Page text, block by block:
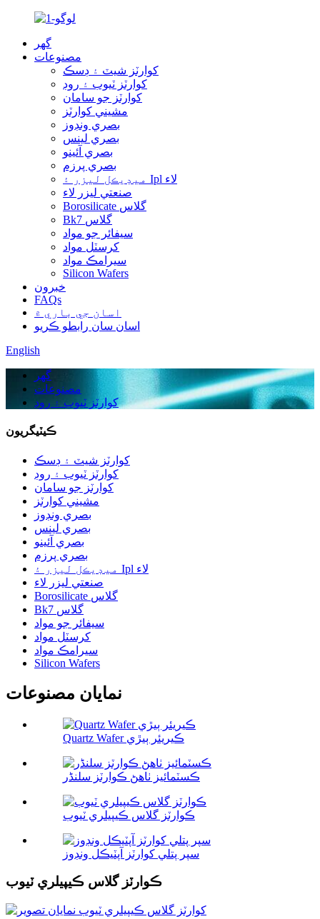
گهر
مصنوعات
کوارٽز شيٽ ۽ ڊسڪ
کوارٽز ٽيوب ۽ روڊ
کوارٽز جو سامان
مشيني کوارٽز
بصري ونڊوز
بصري لينس
بصري آئينو
بصري پرزم
ميڊيڪل ليزر ۽ Ipl لاء
صنعتي ليزر لاء
Borosilicate گلاس
Bk7 گلاس
سيفائر جو مواد
کرسٽل مواد
سيرامڪ مواد
Silicon Wafers
خبرون
FAQs
اسان جي باري ۾
اسان سان رابطو ڪريو
English
گهر
مصنوعات
کوارٽز ٽيوب ۽ روڊ
ڪيٽيگريون
کوارٽز شيٽ ۽ ڊسڪ
کوارٽز ٽيوب ۽ روڊ
کوارٽز جو سامان
مشيني کوارٽز
بصري ونڊوز
بصري لينس
بصري آئينو
بصري پرزم
ميڊيڪل ليزر ۽ Ipl لاء
صنعتي ليزر لاء
Borosilicate گلاس
Bk7 گلاس
سيفائر جو مواد
کرسٽل مواد
سيرامڪ مواد
Silicon Wafers
نمايان مصنوعات
Quartz Wafer ڪيريئر ٻيڙي
ڪسٽمائيز ٺاھڻ ڪوارٽز سلنڈر
ڪوارٽز گلاس ڪيپيلري ٽيوب
سپر پتلي کوارٽز آپٽيڪل ونڊوز
ڪوارٽز گلاس ڪيپيلري ٽيوب